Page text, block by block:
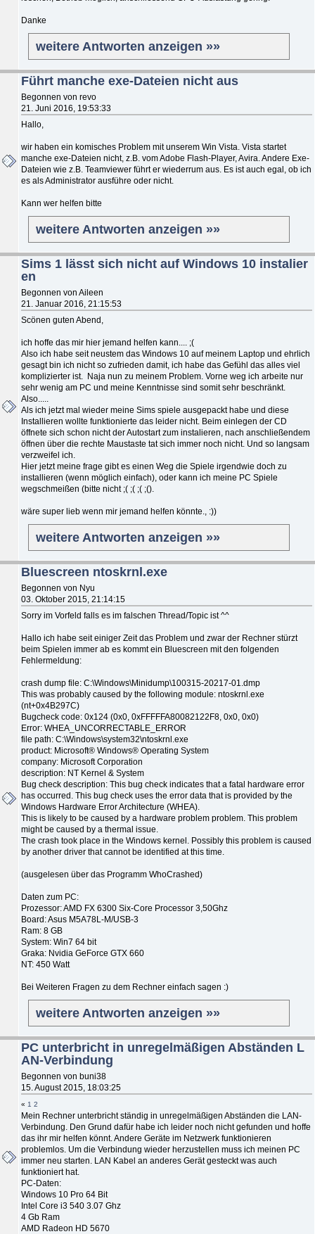
Danke
weitere Antworten anzeigen »»
Führt manche exe-Dateien nicht aus
Begonnen von revo
21. Juni 2016, 19:53:33
Hallo,
wir haben ein komisches Problem mit unserem Win Vista. Vista startet
manche exe-Dateien nicht, z.B. vom Adobe Flash-Player, Avira. Andere Exe-
Dateien wie z.B. Teamviewer führt er wiederrum aus. Es ist auch egal, ob ich
es als Administrator ausführe oder nicht.
Kann wer helfen bitte
weitere Antworten anzeigen »»
Sims 1 lässt sich nicht auf Windows 10 instalier
en
Begonnen von Aileen
21. Januar 2016, 21:15:53
Scönen guten Abend,
ich hoffe das mir hier jemand helfen kann.... ;(
Also ich habe seit neustem das Windows 10 auf meinem Laptop und ehrlich
gesagt bin ich nicht so zufrieden damit, ich habe das Gefühl das alles viel
komplizierter ist. Naja nun zu meinem Problem. Vorne weg ich arbeite nur
sehr wenig am PC und meine Kenntnisse sind somit sehr beschränkt.
Also.....
Als ich jetzt mal wieder meine Sims spiele ausgepackt habe und diese
Installieren wollte funktionierte das leider nicht. Beim einlegen der CD
öffnete sich schon nicht der Autostart zum instalieren, nach anschließendem
öffnen über die rechte Maustaste tat sich immer noch nicht. Und so langsam
verzweifel ich.
Hier jetzt meine frage gibt es einen Weg die Spiele irgendwie doch zu
installieren (wenn möglich einfach), oder kann ich meine PC Spiele
wegschmeißen (bitte nicht ;( ;( ;( ;().
wäre super lieb wenn mir jemand helfen könnte., :))
weitere Antworten anzeigen »»
Bluescreen ntoskrnl.exe
Begonnen von Nyu
03. Oktober 2015, 21:14:15
Sorry im Vorfeld falls es im falschen Thread/Topic ist ^^
Hallo ich habe seit einiger Zeit das Problem und zwar der Rechner stürzt
beim Spielen immer ab es kommt ein Bluescreen mit den folgenden
Fehlermeldung:
crash dump file: C:\Windows\Minidump\100315-20217-01.dmp
This was probably caused by the following module: ntoskrnl.exe
(nt+0x4B297C)
Bugcheck code: 0x124 (0x0, 0xFFFFFA80082122F8, 0x0, 0x0)
Error: WHEA_UNCORRECTABLE_ERROR
file path: C:\Windows\system32\ntoskrnl.exe
product: Microsoft® Windows® Operating System
company: Microsoft Corporation
description: NT Kernel & System
Bug check description: This bug check indicates that a fatal hardware error
has occurred. This bug check uses the error data that is provided by the
Windows Hardware Error Architecture (WHEA).
This is likely to be caused by a hardware problem problem. This problem
might be caused by a thermal issue.
The crash took place in the Windows kernel. Possibly this problem is caused
by another driver that cannot be identified at this time.
(ausgelesen über das Programm WhoCrashed)
Daten zum PC:
Prozessor: AMD FX 6300 Six-Core Processor 3,50Ghz
Board: Asus M5A78L-M/USB-3
Ram: 8 GB
System: Win7 64 bit
Graka: Nvidia GeForce GTX 660
NT: 450 Watt
Bei Weiteren Fragen zu dem Rechner einfach sagen :)
weitere Antworten anzeigen »»
PC unterbricht in unregelmäßigen Abständen L
AN-Verbindung
Begonnen von buni38
15. August 2015, 18:03:25
« 1 2
Mein Rechner unterbricht ständig in unregelmäßigen Abständen die LAN-
Verbindung. Den Grund dafür habe ich leider noch nicht gefunden und hoffe
das ihr mir helfen könnt. Andere Geräte im Netzwerk funktionieren
problemlos. Um die Verbindung wieder herzustellen muss ich meinen PC
immer neu starten. LAN Kabel an anderes Gerät gesteckt was auch
funktioniert hat.
PC-Daten:
Windows 10 Pro 64 Bit
Intel Core i3 540 3.07 Ghz
4 Gb Ram
AMD Radeon HD 5670